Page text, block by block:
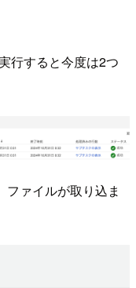
行すると今度は2つ
ァイルが取り込ま